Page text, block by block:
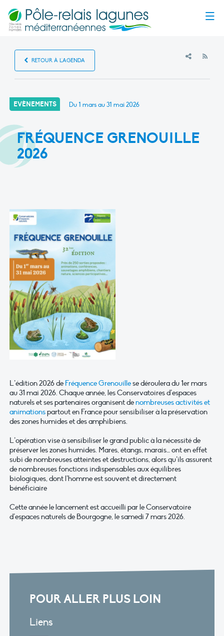
RETOUR À L'AGENDA
EVÈNEMENTS Du 1 mars au 31 mai 2026
FRÉQUENCE GRENOUILLE
2026
L’édition 2026 de Fréquence Grenouillese déroulera du 1er mars
au 31 mai 2026. Chaque année, les Conservatoires d’espaces
naturels et ses partenaires organisent denombreuses activités et
animationspartout en France pour sensibiliser à la préservation
des zones humides et des amphibiens.
L’opération vise à sensibiliser le grand public à la nécessité de
préserver les zones humides. Mares, étangs, marais… ont en effet
subi de nombreuses atteintes et destructions, alors qu’ils assurent
de nombreuses fonctions indispensables aux équilibres
biologiques, dont l’homme est souvent et directement
bénéficiaire
Cette année le lancement est accueilli par le Conservatoire
d’espaces naturels de Bourgogne, le samedi 7 mars 2026.
POUR ALLER PLUS LOIN
Liens